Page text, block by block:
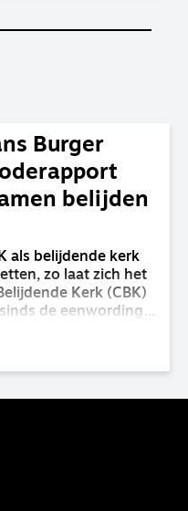
Burger
belijden
als belijdende kerk
zo laat zich het
Kerk (CBK)
de eenwording
kreeg van de
de opdracht om
de verlevendiging